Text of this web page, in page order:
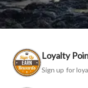
Loyalty
Sign up for